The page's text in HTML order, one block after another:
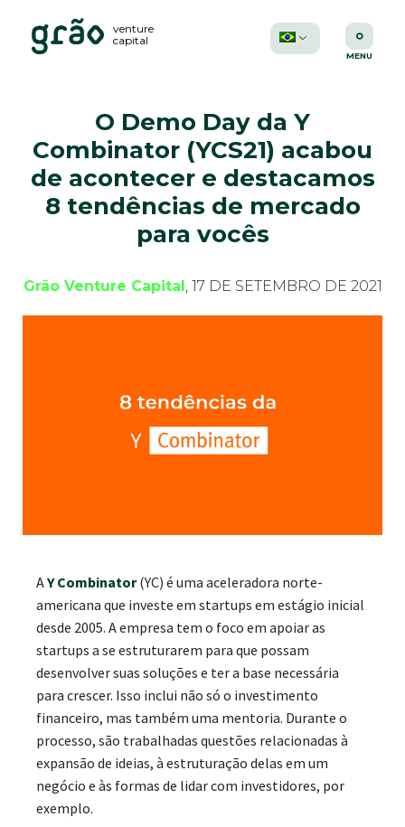
venture
capital
O Demo Day da Y
Combinator (YCS21) acabou
de acontecer e destacamos
8 tendências de mercado
para vocês
Grão Venture Capital, 17 DE SETEMBRO DE 2021
AY Combinator(YC) é uma aceleradora norte-
americana que investe em startups em estágio inicial
desde 2005. A empresa tem o foco em apoiar as
startups a se estruturarem para que possam
desenvolver suas soluções e ter a base necessária
para crescer. Isso inclui não só o investimento
financeiro, mas também uma mentoria. Durante o
processo, são trabalhadas questões relacionadas à
expansão de ideias, à estruturação delas em um
negócio e às formas de lidar com investidores, por
exemplo.